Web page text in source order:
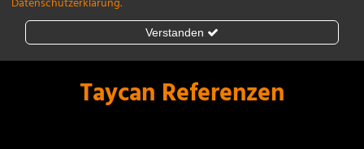
Taycan Referenzen
Verstanden